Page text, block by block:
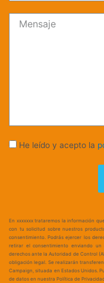
He leído y acepto la
En xxxxxxx trataremos la información
con tu solicitud sobre nuestros
consentimiento. Podrás ejercer los
retirar el consentimiento enviando un
derechos ante la Autoridad de Control
obligación legal. Se realizarán
Campaign, situada en Estados Unidos.
de datos en nuestra Política de